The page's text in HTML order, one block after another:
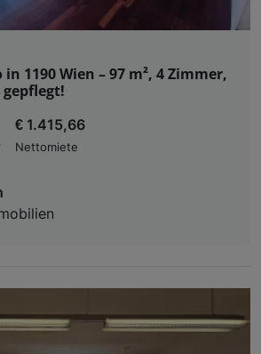
1190 Wien – 97 m², 4 Zimmer,
€ 1.415,66
Nettomiete